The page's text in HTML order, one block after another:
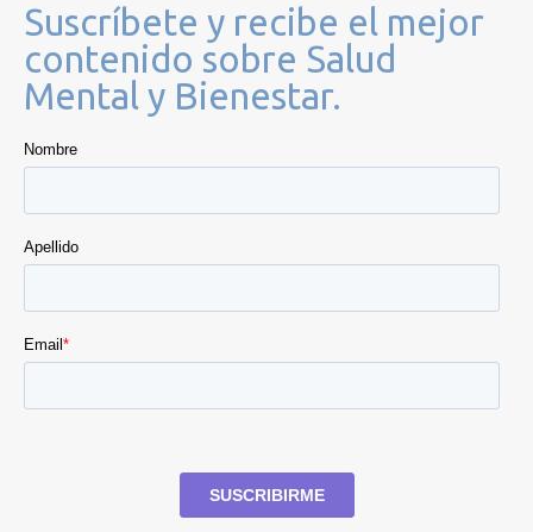
Suscríbete y recibe el mejor
contenido sobre Salud
Mental y Bienestar.